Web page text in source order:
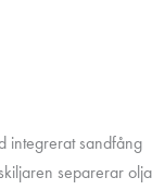
integrerat sandfång
separerar olja